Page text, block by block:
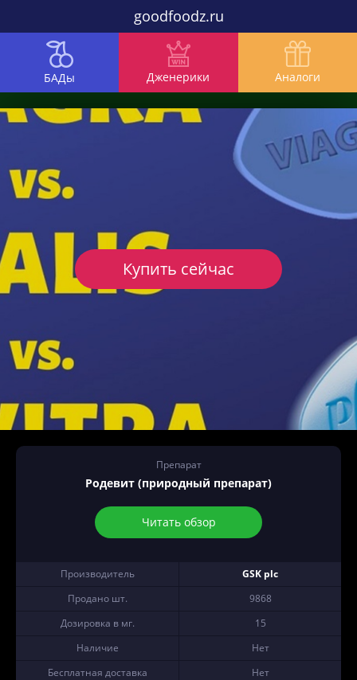
goodfoodz.ru
БАДы Дженерики Аналоги
Препарат
Родевит (природный препарат)
Читать обзор
Производитель
GSK plc
Продано шт.
9868
Дозировка в мг.
15
Наличие
Нет
Бесплатная доставка
Нет
Купить сейчас